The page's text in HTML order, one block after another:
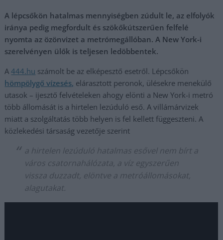
A lépcsőkön hatalmas mennyiségben zúdult le, az elfolyók
iránya pedig megfordult és szökőkútszerűen felfelé
nyomta az özönvizet a metrómegállóban. A New York-i
szerelvényen ülők is teljesen ledöbbentek.
A444.hu számolt be az elképesztő esetről. Lépcsőkön
hömpölygő vízesés, elárasztott peronok, ülésekre menekülő
utasok – ijesztő felvételeken ahogy elönti a New York-i metró
több állomását is a hirtelen lezúduló eső. A villámárvizek
miatt a szolgáltatás több helyen is fel kellett függeszteni. A
közlekedési társaság vezetője szerint
a hirtelen lezúduló hatalmas esővel nem bírt a
város csatornahálózata, a víz egyszerűen
vissza duzzadt, elöntve a metróállomásokat,
alagutakat.